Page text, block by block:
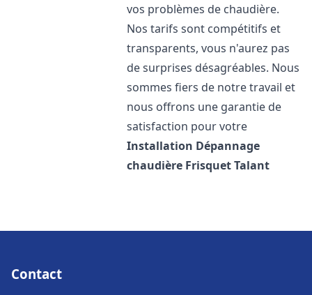
vos problèmes de chaudière.
Nos tarifs sont compétitifs et
transparents, vous n'aurez pas
de surprises désagréables. Nous
sommes fiers de notre travail et
nous offrons une garantie de
satisfaction pour votre
Installation Dépannage
chaudière FrisquetTalant
Contact